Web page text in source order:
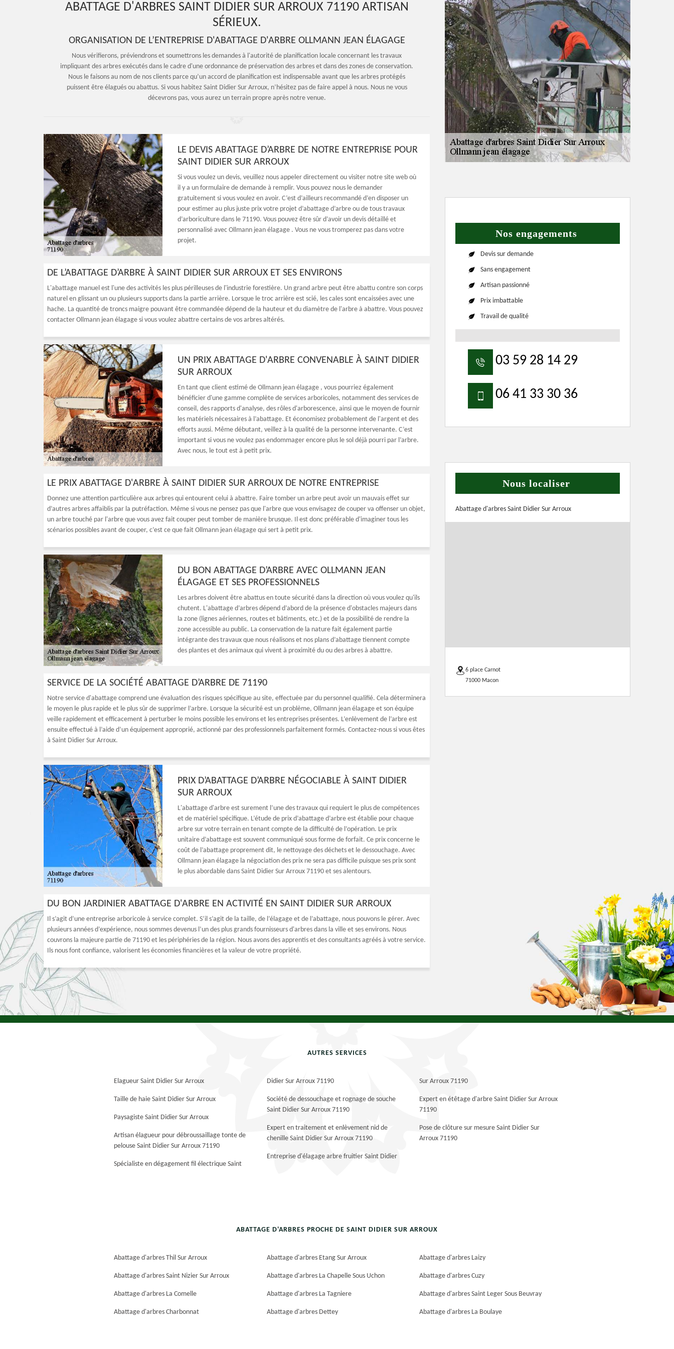
ABATTAGE D'ARBRES SAINT DIDIER SUR ARROUX 71190 ARTISAN
SÉRIEUX.
ORGANISATION DE L’ENTREPRISE D'ABATTAGE D'ARBRE OLLMANN JEAN ÉLAGAGE
Nous vérifierons, préviendrons et soumettrons les demandes à l'autorité de planification locale concernant les travaux
impliquant des arbres exécutés dans le cadre d'une ordonnance de préservation des arbres et dans des zones de conservation.
Nous le faisons au nom de nos clients parce qu’un accord de planification est indispensable avant que les arbres protégés
puissent être élagués ou abattus. Si vous habitez Saint Didier Sur Arroux, n’hésitez pas de faire appel à nous. Nous ne vous
décevrons pas, vous aurez un terrain propre après notre venue.
LE DEVIS ABATTAGE D’ARBRE DE NOTRE ENTREPRISE POUR
SAINT DIDIER SUR ARROUX
Si vous voulez un devis, veuillez nous appeler directement ou visiter notre site web où
il y a un formulaire de demande à remplir. Vous pouvez nous le demander
gratuitement si vous voulez en avoir. C’est d’ailleurs recommandé d’en disposer un
pour estimer au plus juste prix votre projet d’abattage d’arbre ou de tous travaux
d’arboriculture dans le 71190. Vous pouvez être sûr d’avoir un devis détaillé et
personnalisé avec Ollmann jean élagage . Vous ne vous tromperez pas dans votre
projet.
DE L’ABATTAGE D’ARBRE À SAINT DIDIER SUR ARROUX ET SES ENVIRONS
L'abattage manuel est l'une des activités les plus périlleuses de l'industrie forestière. Un grand arbre peut être abattu contre son corps
naturel en glissant un ou plusieurs supports dans la partie arrière. Lorsque le troc arrière est scié, les cales sont encaissées avec une
hache. La quantité de troncs maigre pouvant être commandée dépend de la hauteur et du diamètre de l'arbre à abattre. Vous pouvez
contacter Ollmann jean élagage si vous voulez abattre certains de vos arbres altérés.
UN PRIX ABATTAGE D'ARBRE CONVENABLE À SAINT DIDIER
SUR ARROUX
En tant que client estimé de Ollmann jean élagage , vous pourriez également
bénéficier d'une gamme complète de services arboricoles, notamment des services de
conseil, des rapports d'analyse, des rôles d'arborescence, ainsi que le moyen de fournir
les matériels nécessaires à l’abattage. Et économisez probablement de l'argent et des
efforts aussi. Même débutant, veillez à la qualité de la personne intervenante. C’est
important si vous ne voulez pas endommager encore plus le sol déjà pourri par l’arbre.
Avec nous, le tout est à petit prix.
LE PRIX ABATTAGE D'ARBRE À SAINT DIDIER SUR ARROUX DE NOTRE ENTREPRISE
Donnez une attention particulière aux arbres qui entourent celui à abattre. Faire tomber un arbre peut avoir un mauvais effet sur
d’autres arbres affaiblis par la putréfaction. Même si vous ne pensez pas que l'arbre que vous envisagez de couper va offenser un objet,
un arbre touché par l'arbre que vous avez fait couper peut tomber de manière brusque. Il est donc préférable d'imaginer tous les
scénarios possibles avant de couper, c’est ce que fait Ollmann jean élagage qui sert à petit prix.
DU BON ABATTAGE D’ARBRE AVEC OLLMANN JEAN
ÉLAGAGE ET SES PROFESSIONNELS
Les arbres doivent être abattus en toute sécurité dans la direction où vous voulez qu'ils
chutent. L'abattage d’arbres dépend d’abord de la présence d'obstacles majeurs dans
la zone (lignes aériennes, routes et bâtiments, etc.) et de la possibilité de rendre la
zone accessible au public. La conservation de la nature fait également partie
intégrante des travaux que nous réalisons et nos plans d’abattage tiennent compte
des plantes et des animaux qui vivent à proximité du ou des arbres à abattre.
SERVICE DE LA SOCIÉTÉ ABATTAGE D’ARBRE DE 71190
Notre service d'abattage comprend une évaluation des risques spécifique au site, effectuée par du personnel qualifié. Cela déterminera
le moyen le plus rapide et le plus sûr de supprimer l’arbre. Lorsque la sécurité est un problème, Ollmann jean élagage et son équipe
veille rapidement et efficacement à perturber le moins possible les environs et les entreprises présentes. L’enlèvement de l’arbre est
ensuite effectué à l’aide d’un équipement approprié, actionné par des professionnels parfaitement formés. Contactez-nous si vous êtes
à Saint Didier Sur Arroux.
PRIX D’ABATTAGE D’ARBRE NÉGOCIABLE À SAINT DIDIER
SUR ARROUX
L'abattage d'arbre est surement l’une des travaux qui requiert le plus de compétences
et de matériel spécifique. L’étude de prix d’abattage d’arbre est établie pour chaque
arbre sur votre terrain en tenant compte de la difficulté de l’opération. Le prix
unitaire d’abattage est souvent communiqué sous forme de forfait. Ce prix concerne le
coût de l’abattage proprement dit, le nettoyage des déchets et le dessouchage. Avec
Ollmann jean élagage la négociation des prix ne sera pas difficile puisque ses prix sont
le plus abordable dans Saint Didier Sur Arroux 71190 et ses alentours.
DU BON JARDINIER ABATTAGE D'ARBRE EN ACTIVITÉ EN SAINT DIDIER SUR ARROUX
Il s’agit d’une entreprise arboricole à service complet. S’il s’agit de la taille, de l’élagage et de l’abattage, nous pouvons le gérer. Avec
plusieurs années d’expérience, nous sommes devenus l’un des plus grands fournisseurs d'arbres dans la ville et ses environs. Nous
couvrons la majeure partie de 71190 et les périphéries de la région. Nous avons des apprentis et des consultants agréés à votre service.
Ils nous font confiance, valorisent les économies financières et la valeur de votre propriété.
Nos engagements
Devis sur demande
Sans engagement
Artisan passionné
Prix imbattable
Travail de qualité
03 59 28 14 29
06 41 33 30 36
Nous localiser
Abattage d'arbres Saint Didier Sur Arroux
6 place Carnot
71000 Macon
AUTRES SERVICES
Elagueur Saint Didier Sur Arroux
Taille de haie Saint Didier Sur Arroux
Paysagiste Saint Didier Sur Arroux
Artisan élagueur pour débroussaillage tonte de
pelouse Saint Didier Sur Arroux 71190
Spécialiste en dégagement fil électrique Saint
Didier Sur Arroux 71190
Société de dessouchage et rognage de souche
Saint Didier Sur Arroux 71190
Expert en traitement et enlèvement nid de
chenille Saint Didier Sur Arroux 71190
Entreprise d'élagage arbre fruitier Saint Didier
Sur Arroux 71190
Expert en étêtage d'arbre Saint Didier Sur Arroux
71190
Pose de clôture sur mesure Saint Didier Sur
Arroux 71190
ABATTAGE D'ARBRES PROCHE DE SAINT DIDIER SUR ARROUX
Abattage d'arbres Thil Sur Arroux
Abattage d'arbres Saint Nizier Sur Arroux
Abattage d'arbres La Comelle
Abattage d'arbres Charbonnat
Abattage d'arbres Etang Sur Arroux
Abattage d'arbres La Chapelle Sous Uchon
Abattage d'arbres La Tagniere
Abattage d'arbres Dettey
Abattage d'arbres Laizy
Abattage d'arbres Cuzy
Abattage d'arbres Saint Leger Sous Beuvray
Abattage d'arbres La Boulaye